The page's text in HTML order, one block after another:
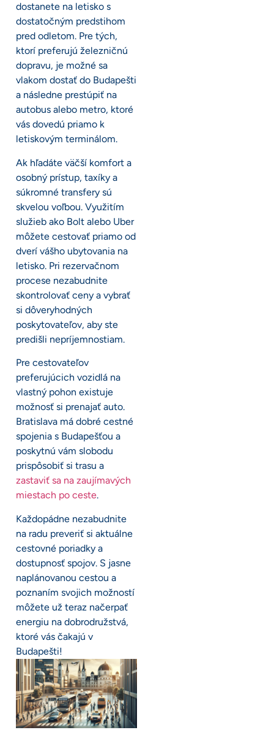
dostanete na letisko s
dostatočným predstihom
pred odletom. Pre tých,
ktorí preferujú železničnú
dopravu, je možné sa
vlakom dostať do Budapešti
a následne prestúpiť na
autobus alebo metro, ktoré
vás dovedú priamo k
letiskovým terminálom.
Ak hľadáte väčší komfort a
osobný prístup, taxíky a
súkromné transfery sú
skvelou voľbou. Využitím
služieb ako Bolt alebo Uber
môžete cestovať priamo od
dverí vášho ubytovania na
letisko. Pri rezervačnom
procese nezabudnite
skontrolovať ceny a vybrať
si dôveryhodných
poskytovateľov, aby ste
predišli nepríjemnostiam.
Pre cestovateľov
preferujúcich vozidlá na
vlastný pohon existuje
možnosť si prenajať auto.
Bratislava má dobré cestné
spojenia s Budapešťou a
poskytnú vám slobodu
prispôsobiť si trasu a
zastaviť sa na zaujímavých
miestach po ceste.
Každopádne nezabudnite
na radu preveriť si aktuálne
cestovné poriadky a
dostupnosť spojov. S jasne
naplánovanou cestou a
poznaním svojich možností
môžete už teraz načerpať
energiu na dobrodružstvá,
ktoré vás čakajú v
Budapešti!